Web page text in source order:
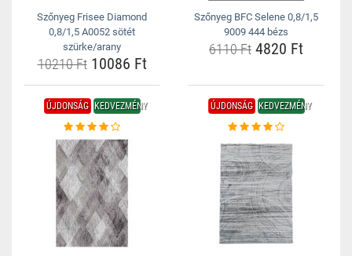
Szőnyeg Frisee Diamond
0,8/1,5 A0052 sötét
szürke/arany
10210 Ft10086 Ft
Szőnyeg BFC Selene 0,8/1,5
9009 444 bézs
6110 Ft 4820 Ft
ÚJDONSÁG KEDVEZMÉNY ÚJDONSÁG KEDVEZMÉNY